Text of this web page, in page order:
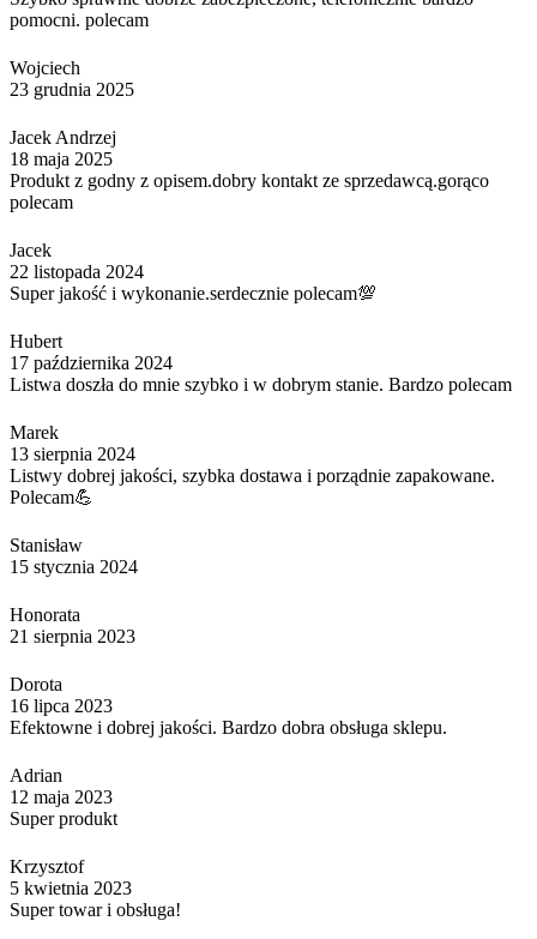
pomocni. polecam
Wojciech
23 grudnia 2025
Jacek Andrzej
18 maja 2025
Produkt z godny z opisem.dobry kontakt ze sprzedawcą.gorąco
polecam
Jacek
22 listopada 2024
Super jakość i wykonanie.serdecznie polecam💯
Hubert
17 października 2024
Listwa doszła do mnie szybko i w dobrym stanie. Bardzo polecam
Marek
13 sierpnia 2024
Listwy dobrej jakości, szybka dostawa i porządnie zapakowane.
Polecam💪
Stanisław
15 stycznia 2024
Honorata
21 sierpnia 2023
Dorota
16 lipca 2023
Efektowne i dobrej jakości. Bardzo dobra obsługa sklepu.
Adrian
12 maja 2023
Super produkt
Krzysztof
5 kwietnia 2023
Super towar i obsługa!